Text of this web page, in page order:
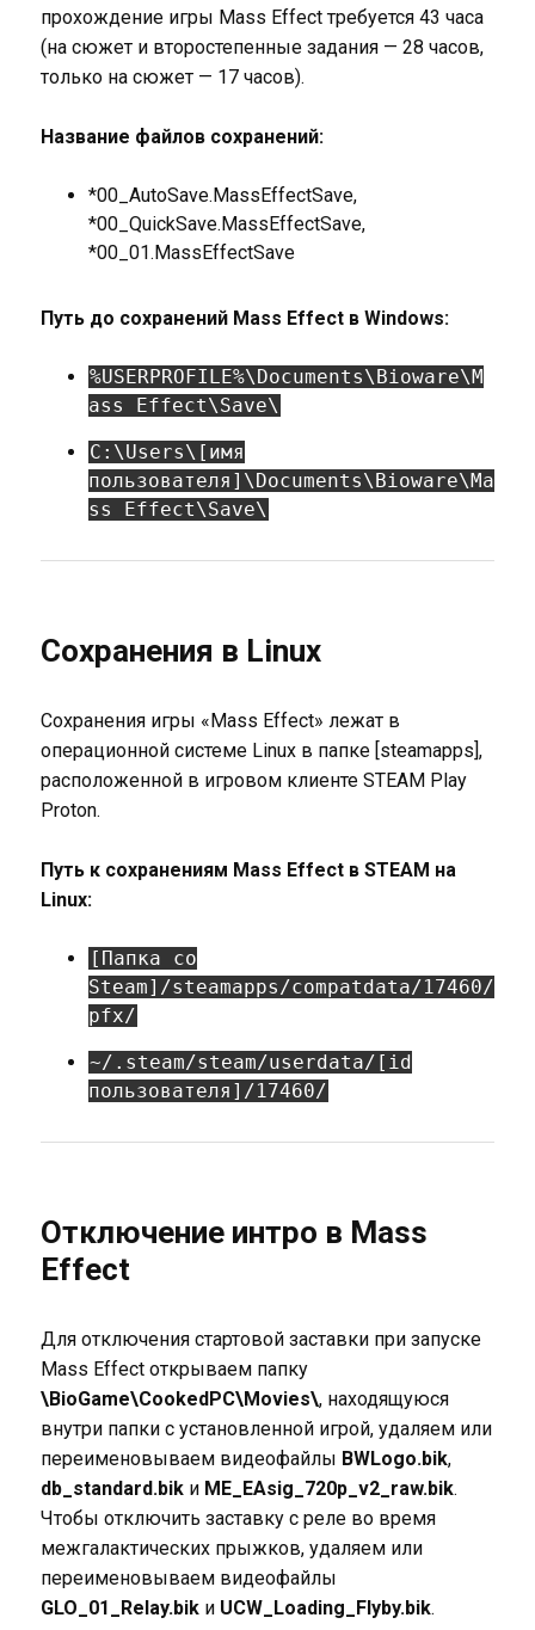
прохождение игры Mass Effect требуется 43 часа
(на сюжет и второстепенные задания — 28 часов,
только на сюжет — 17 часов).
Название файлов сохранений:
*00_AutoSave.MassEffectSave,
*00_QuickSave.MassEffectSave,
*00_01.MassEffectSave
Путь до сохранений Mass Effect в Windows:
%USERPROFILE%\Documents\Bioware\M
ass Effect\Save\
C:\Users\[имя
пользователя]\Documents\Bioware\Ma
ss Effect\Save\
Сохранения в Linux
Сохранения игры «Mass Effect» лежат в
операционной системе Linux в папке [steamapps],
расположенной в игровом клиенте STEAM Play
Proton.
Путь к сохранениям Mass Effect в STEAM на
Linux:
[Папка со
Steam]/steamapps/compatdata/17460/
pfx/
~/.steam/steam/userdata/[id
пользователя]/17460/
Отключение интро в Mass
Effect
Для отключения стартовой заставки при запуске
Mass Effect открываем папку
\BioGame\CookedPC\Movies\, находящуюся
внутри папки с установленной игрой, удаляем или
переименовываем видеофайлы BWLogo.bik,
db_standard.bikи ME_EAsig_720p_v2_raw.bik.
Чтобы отключить заставку с реле во время
межгалактических прыжков, удаляем или
переименовываем видеофайлы
GLO_01_Relay.bikи UCW_Loading_Flyby.bik.